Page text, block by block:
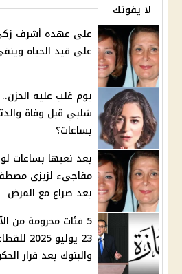
لا يفوتك
على عهده أشرف
على قيد الحياه
يوم غلب عليه
شلبي قبل وفاة
بساعات؟
بعد نعيها بساعات
مفاجىء لزيزى
بعد صراع مع المرض
5 فئات محرومة من
23
والبنوك بعد قرار